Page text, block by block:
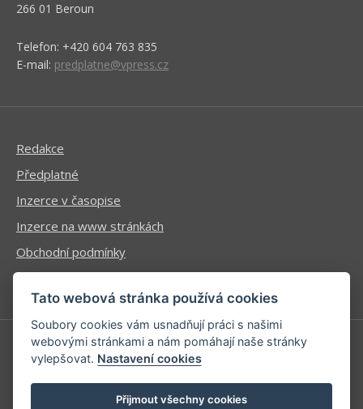
266 01 Beroun
Telefon: +420 604 763 835
E-mail: predplatne@vpress.cz
Redakce
Předplatné
Inzerce v časopise
Inzerce na www stránkách
Obchodní podmínky
Ochrana osobních údajů
Příhlášení | Registrace
Kontaktní informace
Tato webová stránka používá cookies
Soubory cookies vám usnadňují práci s našimi
webovými stránkami a nám pomáhají naše stránky
vylepšovat. Nastavení cookies
Přijmout všechny cookies